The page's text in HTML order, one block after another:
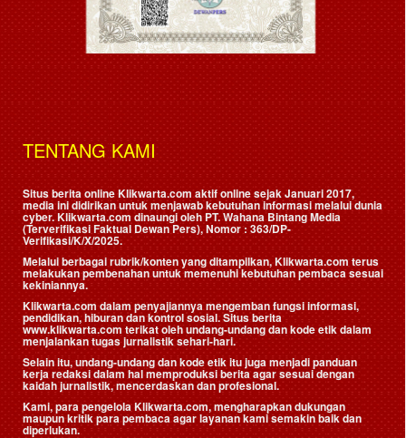
TENTANG KAMI
Situs berita online Klikwarta.com aktif online sejak Januari 2017,
media ini didirikan untuk menjawab kebutuhan informasi melalui dunia
cyber. Klikwarta.com dinaungi oleh PT. Wahana Bintang Media
(Terverifikasi Faktual Dewan Pers), Nomor : 363/DP-
Verifikasi/K/X/2025.
Melalui berbagai rubrik/konten yang ditampilkan, Klikwarta.com terus
melakukan pembenahan untuk memenuhi kebutuhan pembaca sesuai
kekiniannya.
Klikwarta.com dalam penyajiannya mengemban fungsi informasi,
pendidikan, hiburan dan kontrol sosial. Situs berita
www.klikwarta.com terikat oleh undang-undang dan kode etik dalam
menjalankan tugas jurnalistik sehari-hari.
Selain itu, undang-undang dan kode etik itu juga menjadi panduan
kerja redaksi dalam hal memproduksi berita agar sesuai dengan
kaidah jurnalistik, mencerdaskan dan profesional.
Kami, para pengelola Klikwarta.com, mengharapkan dukungan
maupun kritik para pembaca agar layanan kami semakin baik dan
diperlukan.